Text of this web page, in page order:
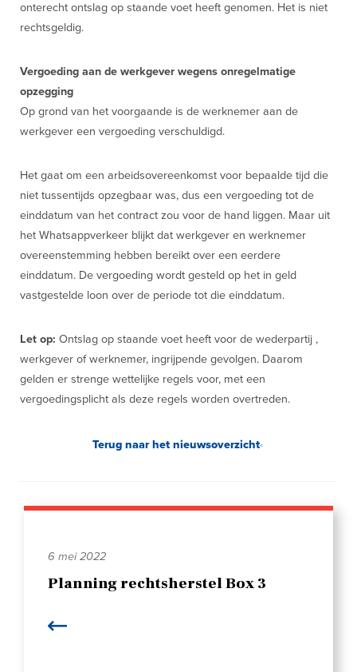
onterecht ontslag op staande voet heeft genomen. Het is niet
rechtsgeldig.
Vergoeding aan de werkgever wegens onregelmatige
opzegging
Op grond van het voorgaande is de werknemer aan de
werkgever een vergoeding verschuldigd.
Het gaat om een arbeidsovereenkomst voor bepaalde tijd die
niet tussentijds opzegbaar was, dus een vergoeding tot de
einddatum van het contract zou voor de hand liggen. Maar uit
het Whatsappverkeer blijkt dat werkgever en werknemer
overeenstemming hebben bereikt over een eerdere
einddatum. De vergoeding wordt gesteld op het in geld
vastgestelde loon over de periode tot die einddatum.
Let op: Ontslag op staande voet heeft voor de wederpartij ,
werkgever of werknemer, ingrijpende gevolgen. Daarom
gelden er strenge wettelijke regels voor, met een
vergoedingsplicht als deze regels worden overtreden.
Terug naar het nieuwsoverzicht
6 mei 2022
Planning rechtsherstel Box 3